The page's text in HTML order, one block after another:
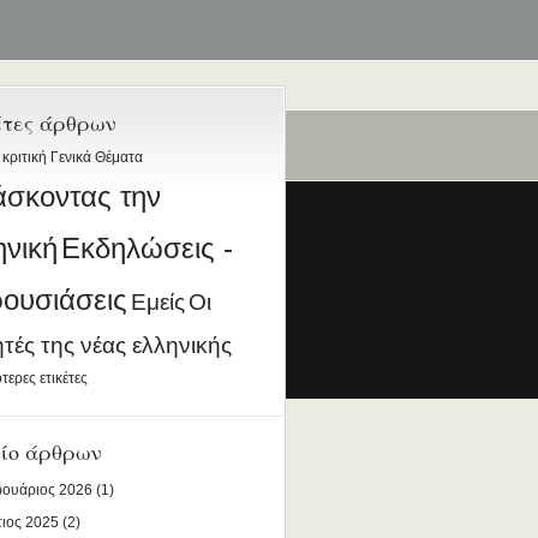
άρθρων
Γενικά Θέματα
την
Εκδηλώσεις -
Εμείς Οι
της νέας ελληνικής
ετικέτες
άρθρων
2026 (1)
2025 (2)
την Ελληνική Γλώσσα